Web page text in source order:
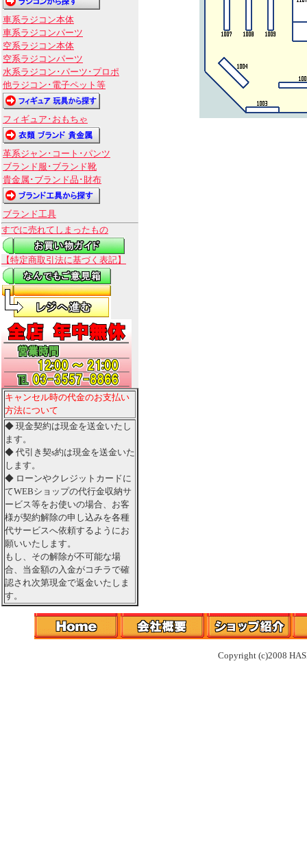
車系ラジコン本体
車系ラジコンパーツ
空系ラジコン本体
空系ラジコンパーツ
水系ラジコン･パーツ･プロポ
他ラジコン･電子ペット等
フィギュア･おもちゃ
革系ジャン･コート･パンツ
ブランド服･ブランド靴
貴金属･ブランド品･財布
ブランド工具
すでに売れてしまったもの
【特定商取引法に基づく表記】
キャンセル時の代金のお支払い
方法について
◆ 現金契約は現金を送金いたし
ます。
◆ 代引き契s約は現金を送金いた
します。
◆ ローンやクレジットカードに
てWEBショップの代行金収納サ
ービス等をお使いの場合、お客
様が契約解除の申し込みを各種
代サービスへ依頼するようにお
願いいたします。
もし、その解除が不可能な場
合、当金額の入金がコチラで確
認され次第現金で返金いたしま
す。
Copyright (c)2008